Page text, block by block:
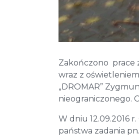
Zakończono prace
wraz z
„DROMAR”
nieograniczonego.
W dniu 12.09.2016
państwa zadania